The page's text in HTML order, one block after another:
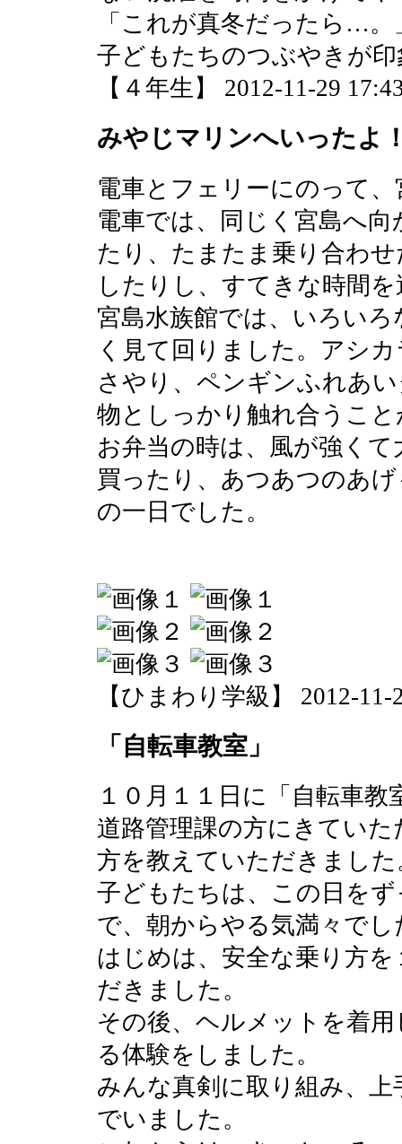
「これが真冬だったら…。
子どもたちのつぶやきが
【４年生】 2012-11-29
みやじマリンへいったよ
電車とフェリーにのって
電車では、同じく宮島へ
たり、たまたま乗り合わ
したりし、すてきな時間
宮島水族館では、いろい
く見て回りました。アシ
さやり、ペンギンふれあ
物としっかり触れ合うこ
お弁当の時は、風が強く
買ったり、あつあつのあ
の一日でした。
【ひまわり学級】 2012-11-
「自転車教室」
１０月１１日に「自転車
道路管理課の方にきてい
方を教えていただきました
子どもたちは、この日を
で、朝からやる気満々でし
はじめは、安全な乗り方
だきました。
その後、ヘルメットを着
る体験をしました。
みんな真剣に取り組み、
でいました。